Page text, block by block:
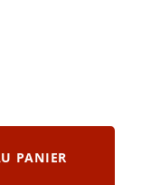
PANIER